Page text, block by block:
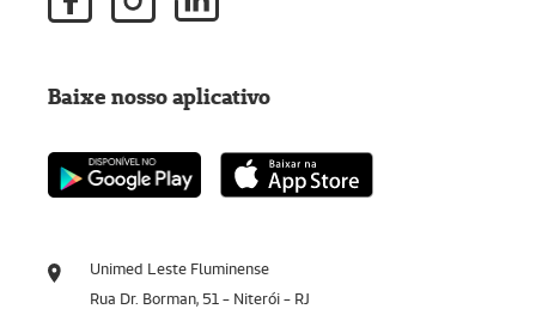
Unimed Leste Fluminense
Rua Dr. Borman, 51 - Niterói - RJ
Baixe nosso aplicativo